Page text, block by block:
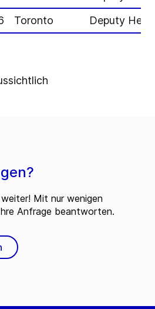
Toronto Deputy
Mit nur wenigen
Anfrage beantworten.